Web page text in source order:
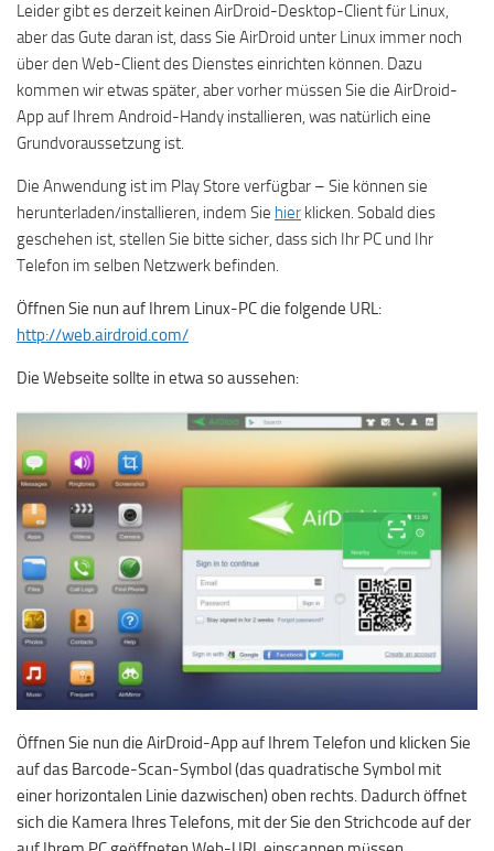
Leider gibt es derzeit keinen AirDroid-Desktop-Client für Linux,
aber das Gute daran ist, dass Sie AirDroid unter Linux immer noch
über den Web-Client des Dienstes einrichten können. Dazu
kommen wir etwas später, aber vorher müssen Sie die AirDroid-
App auf Ihrem Android-Handy installieren, was natürlich eine
Grundvoraussetzung ist.
Die Anwendung ist im Play Store verfügbar – Sie können sie
herunterladen/installieren, indem Sie hier klicken. Sobald dies
geschehen ist, stellen Sie bitte sicher, dass sich Ihr PC und Ihr
Telefon im selben Netzwerk befinden.
Öffnen Sie nun auf Ihrem Linux-PC die folgende URL:
http://web.airdroid.com/
Die Webseite sollte in etwa so aussehen:
Öffnen Sie nun die AirDroid-App auf Ihrem Telefon und klicken Sie
auf das Barcode-Scan-Symbol (das quadratische Symbol mit
einer horizontalen Linie dazwischen) oben rechts. Dadurch öffnet
sich die Kamera Ihres Telefons, mit der Sie den Strichcode auf der